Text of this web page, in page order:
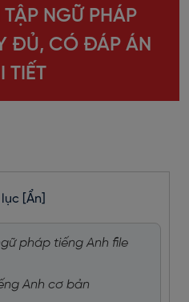
NGỮ PHÁP
ĐỦ, CÓ ĐÁP ÁN
TIẾT
lục [Ẩn]
pháp tiếng Anh file
Anh cơ bản